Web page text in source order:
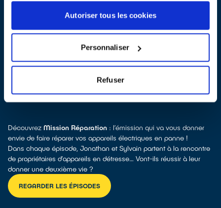
Autoriser tous les cookies
Personnaliser
Refuser
Toutes les réponses à vos questions sur la réparation
Découvrez Mission Réparation : l’émission qui va vous donner
envie de faire réparer vos appareils électriques en panne !
Dans chaque épisode, Jonathan et Sylvain partent à la rencontre
de propriétaires d’appareils en détresse… Vont-ils réussir à leur
donner une deuxième vie ?
REGARDER LES ÉPISODES